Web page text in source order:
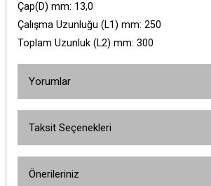
Çap(D) mm: 13,0
Çalışma Uzunluğu (L1) mm: 250
Toplam Uzunluk (L2) mm: 300
Yorumlar
Taksit Seçenekleri
Önerileriniz